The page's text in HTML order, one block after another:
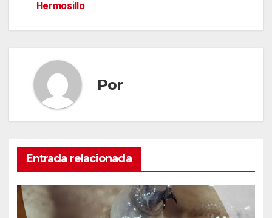
entradas
Hermosillo
Por
Entrada relacionada